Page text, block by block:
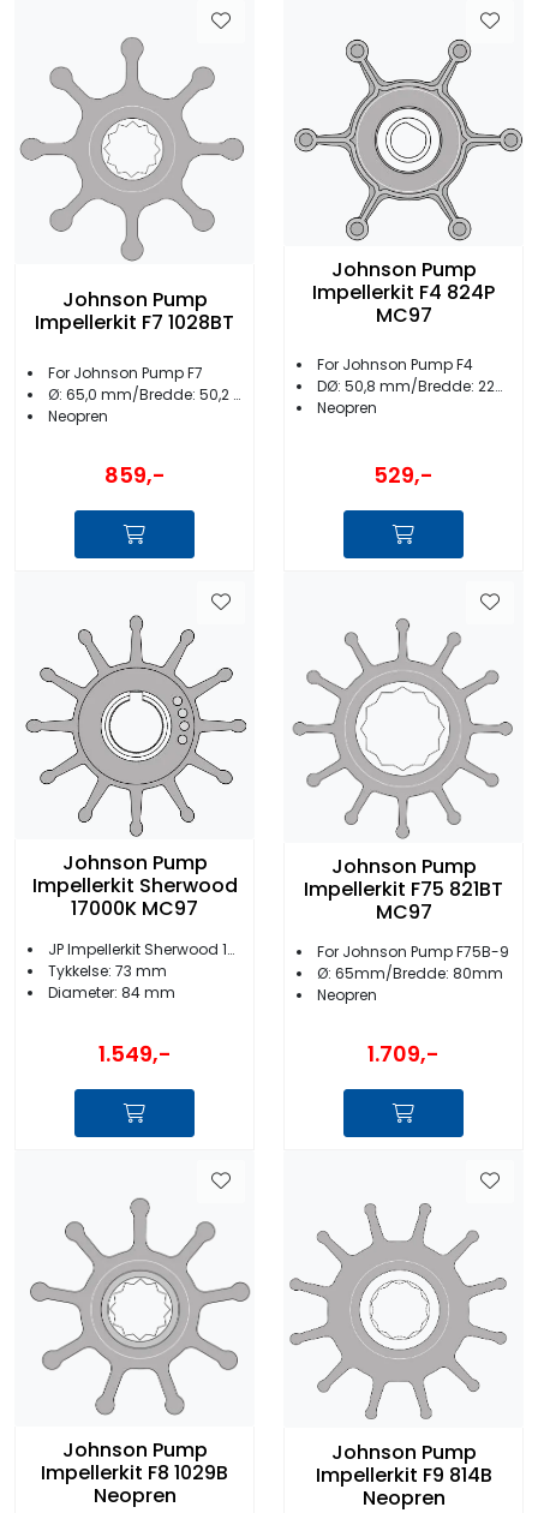
Johnson Pump
Impellerkit F7 1028BT
For Johnson Pump F7
Ø: 65,0 mm/Bredde: 50,2 mm
Neopren
859,-
Johnson Pump
Impellerkit F4 824P
MC97
For Johnson Pump F4
DØ: 50,8 mm/Bredde: 22mm
Neopren
529,-
Johnson Pump
Impellerkit Sherwood
17000K MC97
JP Impellerkit Sherwood 17000K
Tykkelse: 73 mm
Diameter: 84 mm
1.549,-
Johnson Pump
Impellerkit F75 821BT
MC97
For Johnson Pump F75B-9
Ø: 65mm/Bredde: 80mm
Neopren
1.709,-
Johnson Pump
Impellerkit F8 1029B
Neopren
Johnson Pump
Impellerkit F9 814B
Neopren